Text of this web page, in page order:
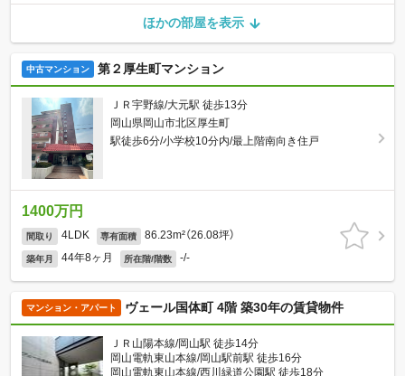
ほかの部屋を表示
中古マンション 第２厚生町マンション
ＪＲ宇野線/大元駅 徒歩13分
岡山県岡山市北区厚生町
駅徒歩6分/小学校10分内/最上階南向き住戸
1400万円
間取り 4LDK 専有面積 86.23m²（26.08坪）
築年月 44年8ヶ月 所在階/階数 -/-
マンション・アパート ヴェール国体町 4階 築30年の賃貸物件
ＪＲ山陽本線/岡山駅 徒歩14分
岡山電軌東山本線/岡山駅前駅 徒歩16分
岡山電軌東山本線/西川緑道公園駅 徒歩18分